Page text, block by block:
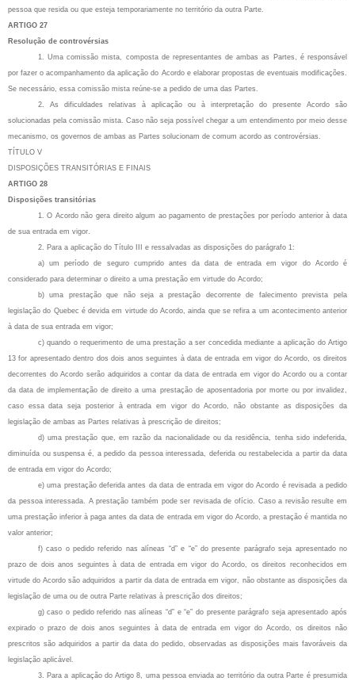
pessoa que resida ou que esteja temporariamente no território da outra Parte.
ARTIGO 27
Resolução de controvérsias
1. Uma comissão mista, composta de representantes de ambas as Partes, é responsável
por fazer o acompanhamento da aplicação do Acordo e elaborar propostas de eventuais modificações.
Se necessário, essa comissão mista reúne-se a pedido de uma das Partes.
2. As dificuldades relativas à aplicação ou à interpretação do presente Acordo são
solucionadas pela comissão mista. Caso não seja possível chegar a um entendimento por meio desse
mecanismo, os governos de ambas as Partes solucionam de comum acordo as controvérsias.
TÍTULO V
DISPOSIÇÕES TRANSITÓRIAS E FINAIS
ARTIGO 28
Disposições transitórias
1. O Acordo não gera direito algum ao pagamento de prestações por período anterior à data
de sua entrada em vigor.
2. Para a aplicação do Título III e ressalvadas as disposições do parágrafo 1:
a) um período de seguro cumprido antes da data de entrada em vigor do Acordo é
considerado para determinar o direito a uma prestação em virtude do Acordo;
b) uma prestação que não seja a prestação decorrente de falecimento prevista pela
legislação do Quebec é devida em virtude do Acordo, ainda que se refira a um acontecimento anterior
à data de sua entrada em vigor;
c) quando o requerimento de uma prestação a ser concedida mediante a aplicação do Artigo
13 for apresentado dentro dos dois anos seguintes à data de entrada em vigor do Acordo, os direitos
decorrentes do Acordo serão adquiridos a contar da data de entrada em vigor do Acordo ou a contar
da data de implementação de direito a uma prestação de aposentadoria por morte ou por invalidez,
caso essa data seja posterior à entrada em vigor do Acordo, não obstante as disposições da
legislação de ambas as Partes relativas à prescrição de direitos;
d) uma prestação que, em razão da nacionalidade ou da residência, tenha sido indeferida,
diminuída ou suspensa é, a pedido da pessoa interessada, deferida ou restabelecida a partir da data
de entrada em vigor do Acordo;
e) uma prestação deferida antes da data de entrada em vigor do Acordo é revisada a pedido
da pessoa interessada. A prestação também pode ser revisada de ofício. Caso a revisão resulte em
uma prestação inferior à paga antes da data de entrada em vigor do Acordo, a prestação é mantida no
valor anterior;
f) caso o pedido referido nas alíneas “d” e “e” do presente parágrafo seja apresentado no
prazo de dois anos seguintes à data de entrada em vigor do Acordo, os direitos reconhecidos em
virtude do Acordo são adquiridos a partir da data de entrada em vigor, não obstante as disposições da
legislação de uma ou de outra Parte relativas à prescrição dos direitos;
g) caso o pedido referido nas alíneas “d” e “e” do presente parágrafo seja apresentado após
expirado o prazo de dois anos seguintes à data de entrada em vigor do Acordo, os direitos não
prescritos são adquiridos a partir da data do pedido, observadas as disposições mais favoráveis da
legislação aplicável.
3. Para a aplicação do Artigo 8, uma pessoa enviada ao território da outra Parte é presumida